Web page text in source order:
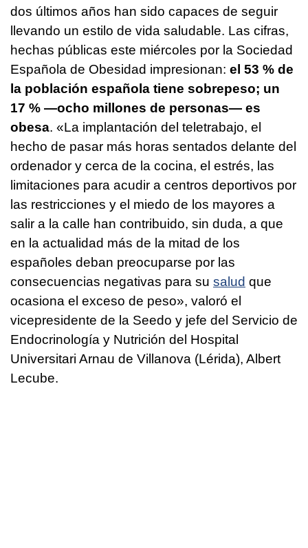
dos últimos años han sido capaces de seguir
llevando un estilo de vida saludable. Las cifras,
hechas públicas este miércoles por la Sociedad
Española de Obesidad impresionan: el 53 % de
la población española tiene sobrepeso; un
17 % —ocho millones de personas— es
obesa. «La implantación del teletrabajo, el
hecho de pasar más horas sentados delante del
ordenador y cerca de la cocina, el estrés, las
limitaciones para acudir a centros deportivos por
las restricciones y el miedo de los mayores a
salir a la calle han contribuido, sin duda, a que
en la actualidad más de la mitad de los
españoles deban preocuparse por las
consecuencias negativas para su salud que
ocasiona el exceso de peso», valoró el
vicepresidente de la Seedo y jefe del Servicio de
Endocrinología y Nutrición del Hospital
Universitari Arnau de Villanova (Lérida), Albert
Lecube.